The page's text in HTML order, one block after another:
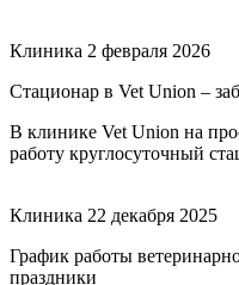
Клиника 2 февраля 2026
Стационар в Vet Union –
В клинике Vet Union на
работу круглосуточный
Клиника 22 декабря 2025
График работы
праздники